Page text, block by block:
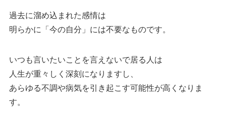
過去に溜め込まれた感情は
明らかに「今の自分」には不要なものです。
いつも言いたいことを言えないで居る人は
人生が重々しく深刻になりますし、
あらゆる不調や病気を引き起こす可能性が高くなりま
す。